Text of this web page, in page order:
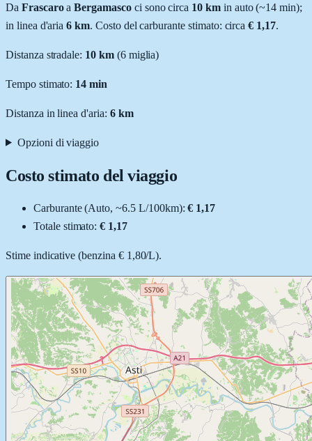
Da FrascaroaBergamascoci sono circa 10 kmin auto (~14 min);
in linea d'aria6 km. Costo del carburante stimato: circa € 1,17.
Distanza stradale: 10 km (6miglia)
Tempo stimato: 14 min
Distanza in linea d'aria: 6km
Opzioni di viaggio
Costo stimato del viaggio
Carburante (Auto, ~6.5 L/100km): € 1,17
Totale stimato:€ 1,17
Stime indicative (benzina € 1,80/L).